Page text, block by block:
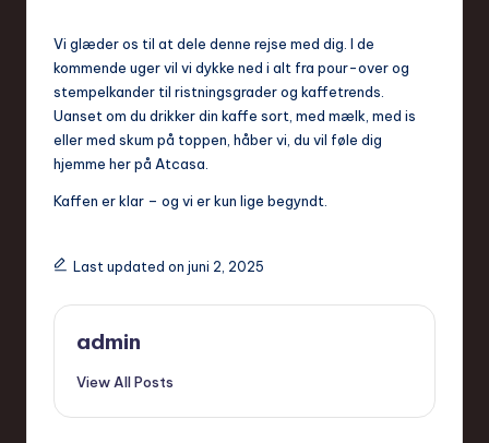
Vi glæder os til at dele denne rejse med dig. I de
kommende uger vil vi dykke ned i alt fra pour-over og
stempelkander til ristningsgrader og kaffetrends.
Uanset om du drikker din kaffe sort, med mælk, med is
eller med skum på toppen, håber vi, du vil føle dig
hjemme her på Atcasa.
Kaffen er klar – og vi er kun lige begyndt.
Last updated on juni 2, 2025
admin
View All Posts